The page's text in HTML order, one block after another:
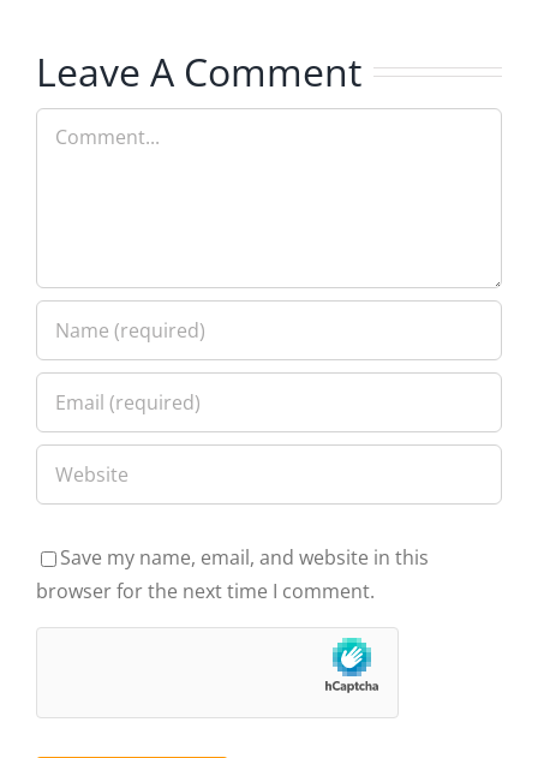
Leave A Comment
Comment
Save my name, email, and website in this
browser for the next time I comment.